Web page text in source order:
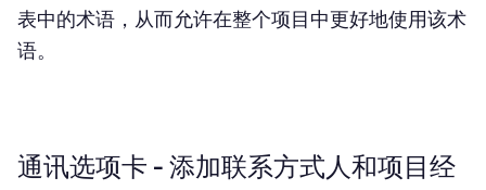
表中的术语，从而允许在整个项目中更好地使用该术
语。
通讯选项卡 - 添加联系方式人和项目经